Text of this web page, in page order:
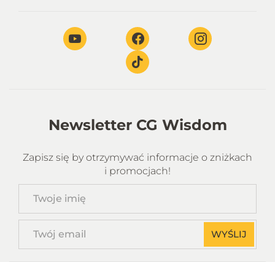
Newsletter CG Wisdom
Zapisz się by otrzymywać informacje o zniżkach
i promocjach!
Twoje
imię
Twój
email
WYŚLIJ